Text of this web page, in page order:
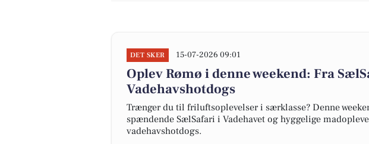
DET SKER 15-07-2026 09:01
Oplev Rømø i denne weekend: Fra
Vadehavshotdogs
Trænger du til friluftsoplevelser i særklasse? Denne
spændende SælSafari i Vadehavet og hyggelige
vadehavshotdogs.